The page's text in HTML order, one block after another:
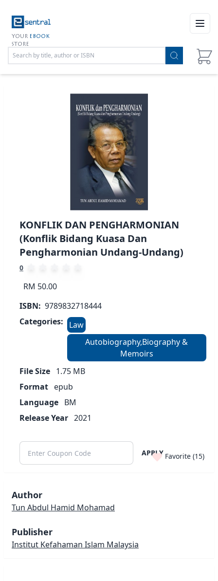
YOUR EBOOK
STORE
KONFLIK DAN PENGHARMONIAN
(Konflik Bidang Kuasa Dan
Pengharmonian Undang-Undang)
0
RM 50.00
ISBN: 9789832718444
Categories:
Law
Autobiography,Biography &
Memoirs
File Size 1.75 MB
Format epub
Language BM
Release Year 2021
APPLY Favorite (15)
Author
Tun Abdul Hamid Mohamad
Publisher
Institut Kefahaman Islam Malaysia